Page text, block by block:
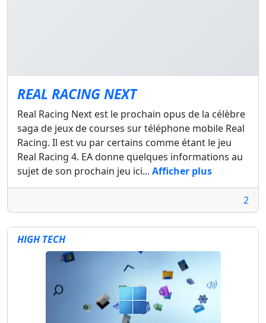
REAL RACING NEXT
Real Racing Next est le prochain opus de la célèbre
saga de jeux de courses sur téléphone mobile Real
Racing. Il est vu par certains comme étant le jeu
Real Racing 4. EA donne quelques informations au
sujet de son prochain jeu ici... Afficher plus
2
HIGH TECH